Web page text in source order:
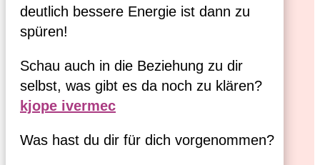
deutlich bessere Energie ist dann zu
spüren!
Schau auch in die Beziehung zu dir
selbst, was gibt es da noch zu klären?
kjope ivermec